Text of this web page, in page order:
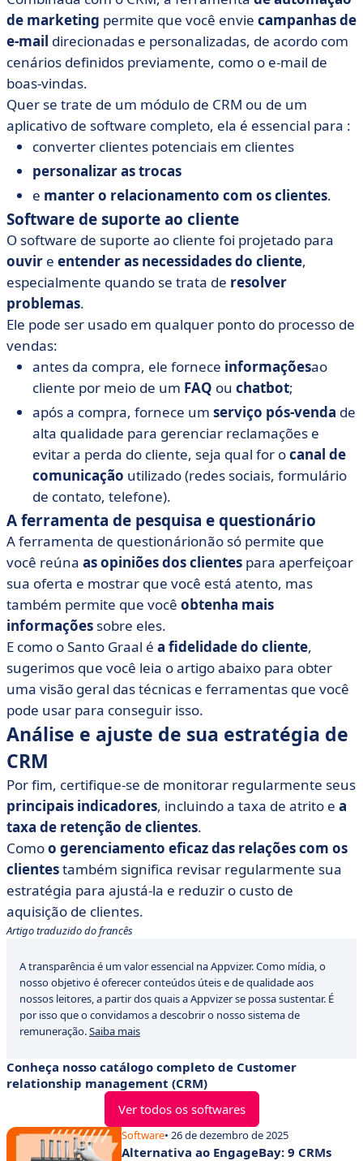
de marketing permite que você envie campanhas de
e-mail direcionadas e personalizadas, de acordo com
cenários definidos previamente, como o e-mail de
boas-vindas.
Quer se trate de um módulo de CRM ou de um
aplicativo de software completo, ela é essencial para :
converter clientes potenciais em clientes
personalizar as trocas
e manter o relacionamento com os clientes.
Software de suporte ao cliente
O software de suporte ao cliente foi projetado para
ouvir e entender as necessidades do cliente,
especialmente quando se trata de resolver
problemas.
Ele pode ser usado em qualquer ponto do processo de
vendas:
antes da compra, ele fornece informaçõesao
cliente por meio de um FAQ ou chatbot;
após a compra, fornece um serviço pós-venda de
alta qualidade para gerenciar reclamações e
evitar a perda do cliente, seja qual for ocanal de
comunicação utilizado (redes sociais, formulário
de contato, telefone).
A ferramenta de pesquisa e questionário
A ferramenta de questionárionão só permite que
você reúna as opiniões dos clientes para aperfeiçoar
sua oferta e mostrar que você está atento, mas
também permite que você obtenha mais
informações sobre eles.
E como o Santo Graal é a fidelidade do cliente,
sugerimos que você leia o artigo abaixo para obter
uma visão geral das técnicas e ferramentas que você
pode usar para conseguir isso.
Análise e ajuste de sua estratégia de
CRM
Por fim, certifique-se de monitorar regularmente seus
principais indicadores, incluindo a taxa de atrito e a
taxa de retenção de clientes.
Comoo gerenciamento eficaz das relações com os
clientestambém significa revisar regularmente sua
estratégia para ajustá-la e reduzir o custo de
aquisição de clientes.
Artigo traduzido do francês
A transparência é um valor essencial na Appvizer. Como mídia, o
nosso objetivo é oferecer conteúdos úteis e de qualidade aos
nossos leitores, a partir dos quais a Appvizer se possa sustentar. É
por isso que o convidamos a descobrir o nosso sistema de
remuneração.Saiba mais
Conheça nosso catálogo completo de Customer
relationship management (CRM)
Ver todos os softwares
Software• 26 de dezembro de 2025
Alternativa ao EngageBay: 9 CRMs